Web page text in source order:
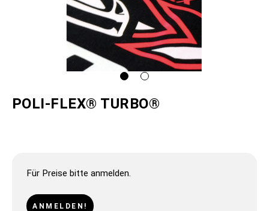
POLI-FLEX® TURBO®
Für Preise bitte anmelden.
ANMELDEN!